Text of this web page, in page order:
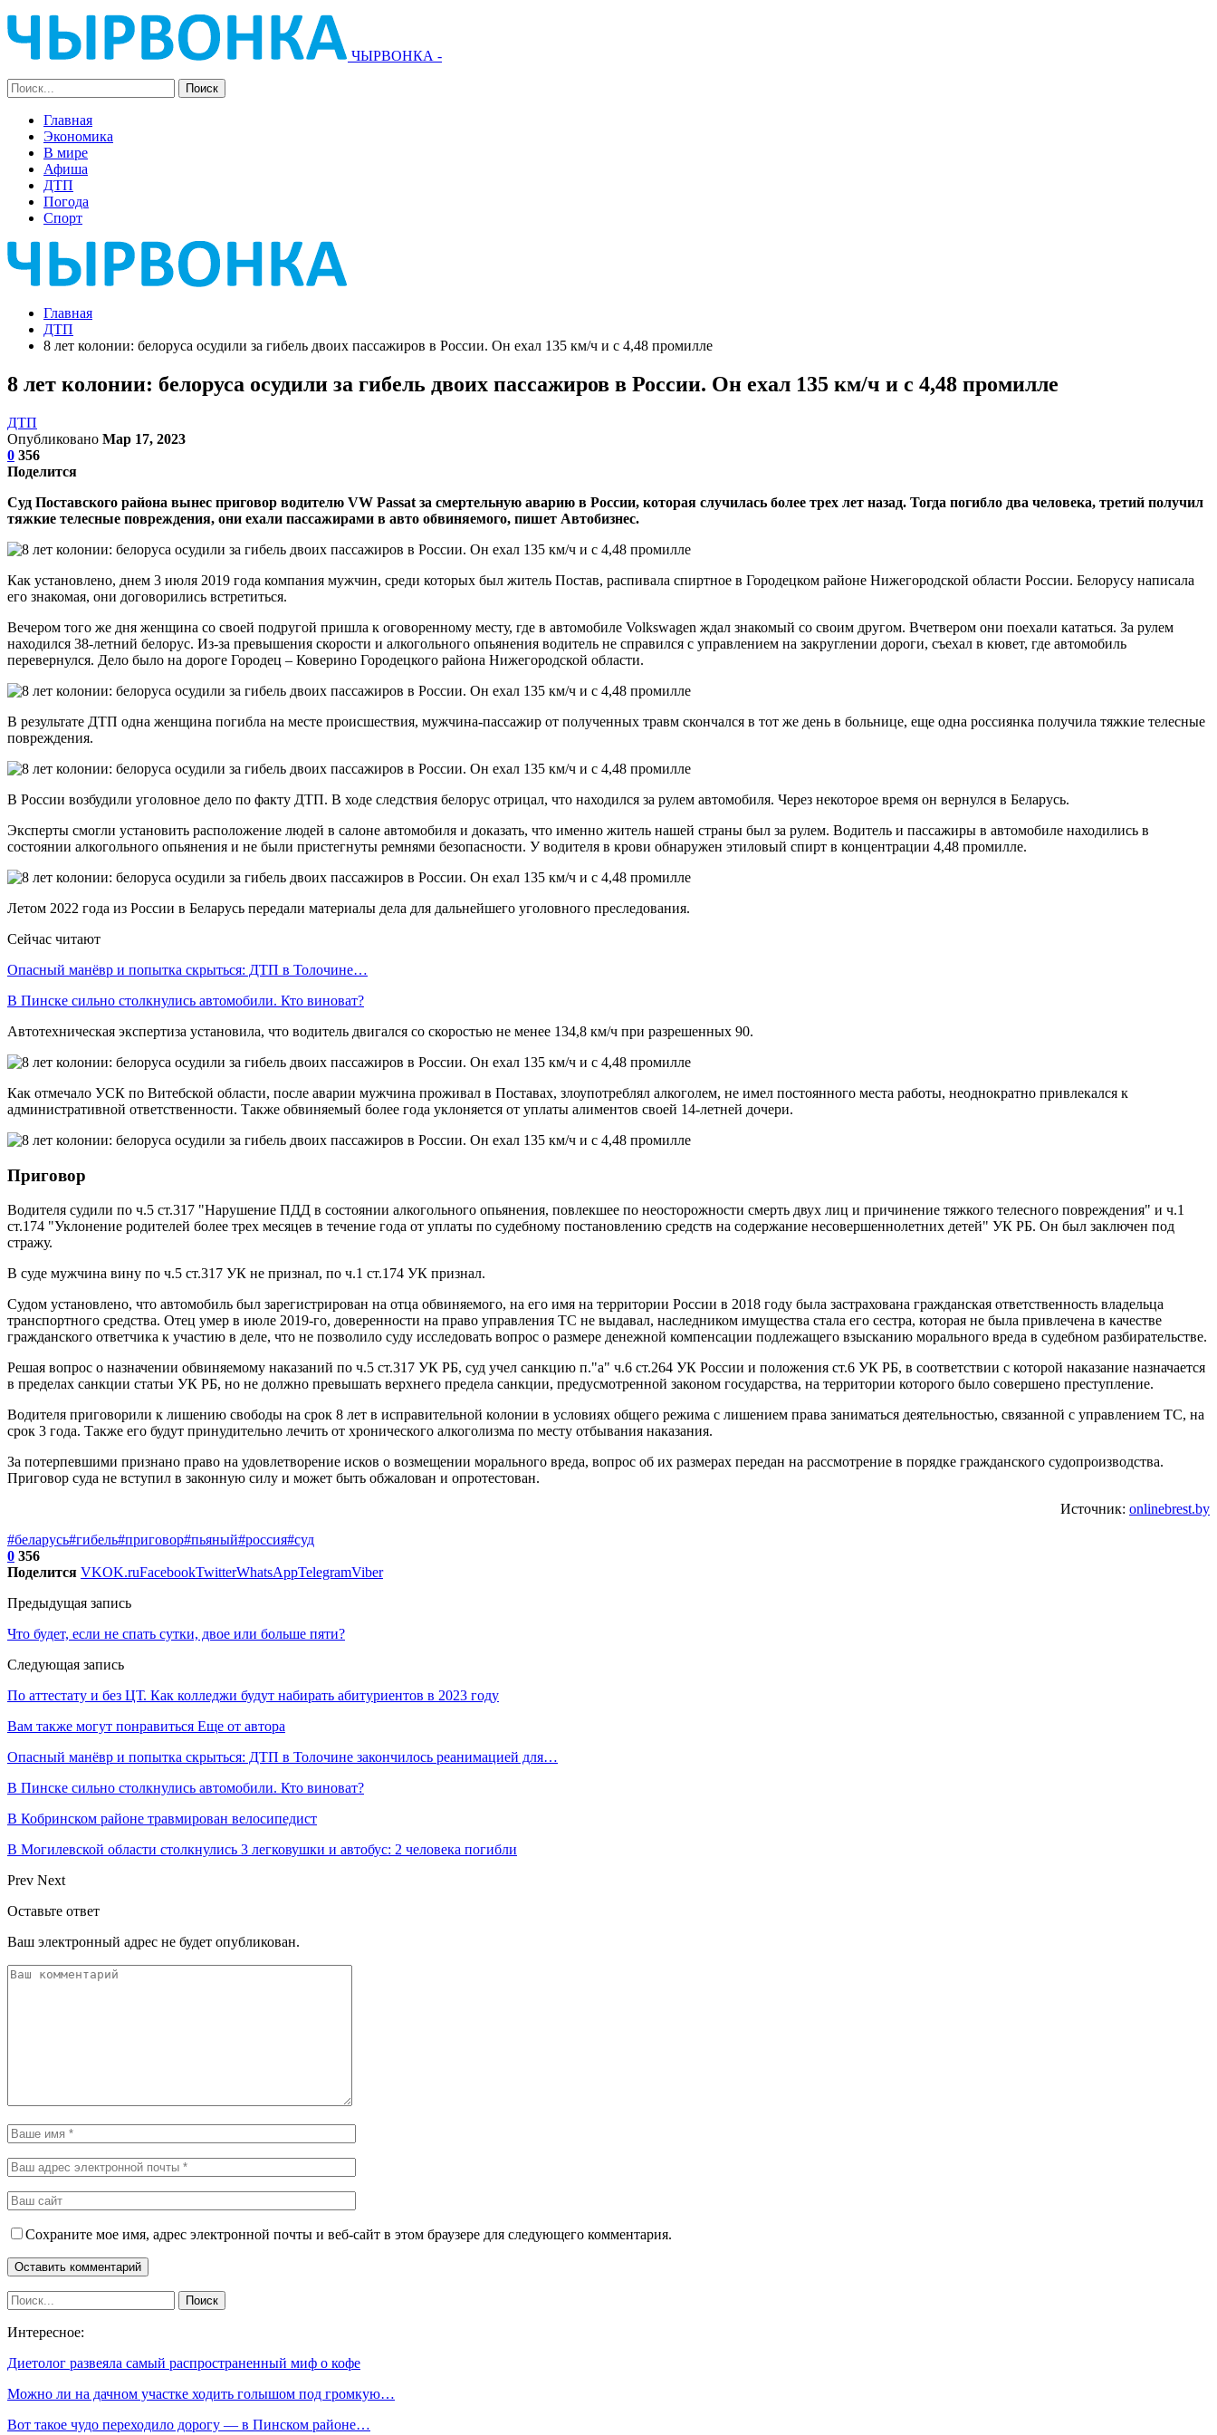
ЧЫРВОНКА -
Главная
Экономика
В мире
Афиша
ДТП
Погода
Спорт
Главная
ДТП
8 лет колонии: белоруса осудили за гибель двоих пассажиров в России. Он ехал 135 км/ч и с 4,48 промилле
8 лет колонии: белоруса осудили за гибель двоих пассажиров в России. Он ехал 135 км/ч и с 4,48 промилле
ДТП
Опубликовано Мар 17, 2023
0 356
Поделится
Суд Поставского района вынес приговор водителю VW Passat за смертельную аварию в России, которая случилась более трех лет назад. Тогда погибло два человека, третий получил
тяжкие телесные повреждения, они ехали пассажирами в авто обвиняемого, пишет Автобизнес.
Как установлено, днем 3 июля 2019 года компания мужчин, среди которых был житель Постав, распивала спиртное в Городецком районе Нижегородской области России. Белорусу написала
его знакомая, они договорились встретиться.
Вечером того же дня женщина со своей подругой пришла к оговоренному месту, где в автомобиле Volkswagen ждал знакомый со своим другом. Вчетвером они поехали кататься. За рулем
находился 38-летний белорус. Из-за превышения скорости и алкогольного опьянения водитель не справился с управлением на закруглении дороги, съехал в кювет, где автомобиль
перевернулся. Дело было на дороге Городец – Коверино Городецкого района Нижегородской области.
В результате ДТП одна женщина погибла на месте происшествия, мужчина-пассажир от полученных травм скончался в тот же день в больнице, еще одна россиянка получила тяжкие телесные
повреждения.
В России возбудили уголовное дело по факту ДТП. В ходе следствия белорус отрицал, что находился за рулем автомобиля. Через некоторое время он вернулся в Беларусь.
Эксперты смогли установить расположение людей в салоне автомобиля и доказать, что именно житель нашей страны был за рулем. Водитель и пассажиры в автомобиле находились в
состоянии алкогольного опьянения и не были пристегнуты ремнями безопасности. У водителя в крови обнаружен этиловый спирт в концентрации 4,48 промилле.
Летом 2022 года из России в Беларусь передали материалы дела для дальнейшего уголовного преследования.
Сейчас читают
Опасный манёвр и попытка скрыться: ДТП в Толочине…
В Пинске сильно столкнулись автомобили. Кто виноват?
Автотехническая экспертиза установила, что водитель двигался со скоростью не менее 134,8 км/ч при разрешенных 90.
Как отмечало УСК по Витебской области, после аварии мужчина проживал в Поставах, злоупотреблял алкоголем, не имел постоянного места работы, неоднократно привлекался к
административной ответственности. Также обвиняемый более года уклоняется от уплаты алиментов своей 14-летней дочери.
Приговор
Водителя судили по ч.5 ст.317 "Нарушение ПДД в состоянии алкогольного опьянения, повлекшее по неосторожности смерть двух лиц и причинение тяжкого телесного повреждения" и ч.1
ст.174 "Уклонение родителей более трех месяцев в течение года от уплаты по судебному постановлению средств на содержание несовершеннолетних детей" УК РБ. Он был заключен под
стражу.
В суде мужчина вину по ч.5 ст.317 УК не признал, по ч.1 ст.174 УК признал.
Судом установлено, что автомобиль был зарегистрирован на отца обвиняемого, на его имя на территории России в 2018 году была застрахована гражданская ответственность владельца
транспортного средства. Отец умер в июле 2019-го, доверенности на право управления ТС не выдавал, наследником имущества стала его сестра, которая не была привлечена в качестве
гражданского ответчика к участию в деле, что не позволило суду исследовать вопрос о размере денежной компенсации подлежащего взысканию морального вреда в судебном разбирательстве.
Решая вопрос о назначении обвиняемому наказаний по ч.5 ст.317 УК РБ, суд учел санкцию п."а" ч.6 ст.264 УК России и положения ст.6 УК РБ, в соответствии с которой наказание назначается
в пределах санкции статьи УК РБ, но не должно превышать верхнего предела санкции, предусмотренной законом государства, на территории которого было совершено преступление.
Водителя приговорили к лишению свободы на срок 8 лет в исправительной колонии в условиях общего режима с лишением права заниматься деятельностью, связанной с управлением ТС, на
срок 3 года. Также его будут принудительно лечить от хронического алкоголизма по месту отбывания наказания.
За потерпевшими признано право на удовлетворение исков о возмещении морального вреда, вопрос об их размерах передан на рассмотрение в порядке гражданского судопроизводства.
Приговор суда не вступил в законную силу и может быть обжалован и опротестован.
Источник: onlinebrest.by
#беларусь#гибель#приговор#пьяный#россия#суд
0 356
Поделится VKOK.ruFacebookTwitterWhatsAppTelegramViber
Предыдущая запись
Что будет, если не спать сутки, двое или больше пяти?
Следующая запись
По аттестату и без ЦТ. Как колледжи будут набирать абитуриентов в 2023 году
Вам также могут понравиться Еще от автора
Опасный манёвр и попытка скрыться: ДТП в Толочине закончилось реанимацией для…
В Пинске сильно столкнулись автомобили. Кто виноват?
В Кобринском районе травмирован велосипедист
В Могилевской области столкнулись 3 легковушки и автобус: 2 человека погибли
Prev Next
Оставьте ответ
Ваш электронный адрес не будет опубликован.
Сохраните мое имя, адрес электронной почты и веб-сайт в этом браузере для следующего комментария.
Интересное:
Диетолог развеяла самый распространенный миф о кофе
Можно ли на дачном участке ходить голышом под громкую…
Вот такое чудо переходило дорогу — в Пинском районе…